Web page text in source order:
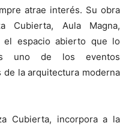
atrae interés. Su obra
Cubierta, Aula Magna,
el espacio abierto que lo
uno de los eventos
la arquitectura moderna
Cubierta, incorpora a la